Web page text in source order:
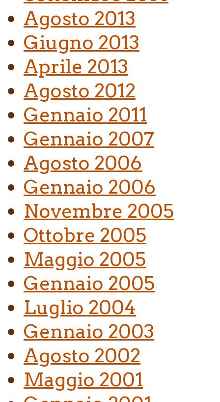
Agosto 2013
Giugno 2013
Aprile 2013
Agosto 2012
Gennaio 2011
Gennaio 2007
Agosto 2006
Gennaio 2006
Novembre 2005
Ottobre 2005
Maggio 2005
Gennaio 2005
Luglio 2004
Gennaio 2003
Agosto 2002
Maggio 2001